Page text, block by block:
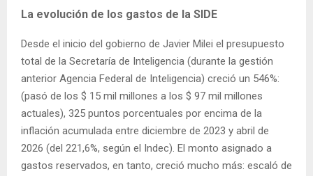
La evolución de los gastos de la SIDE
Desde el inicio del gobierno de Javier Milei el presupuesto
total de la Secretaría de Inteligencia (durante la gestión
anterior Agencia Federal de Inteligencia) creció un 546%:
(pasó de los $ 15 mil millones a los $ 97 mil millones
actuales), 325 puntos porcentuales por encima de la
inflación acumulada entre diciembre de 2023 y abril de
2026 (del 221,6%, según el Indec). El monto asignado a
gastos reservados, en tanto, creció mucho más: escaló de